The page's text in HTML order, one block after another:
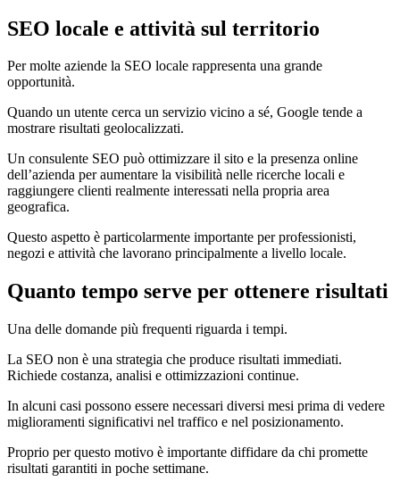
SEO locale e attività sul territorio
Per molte aziende la SEO locale rappresenta una grande
opportunità.
Quando un utente cerca un servizio vicino a sé, Google tende a
mostrare risultati geolocalizzati.
Un consulente SEO può ottimizzare il sito e la presenza online
dell’azienda per aumentare la visibilità nelle ricerche locali e
raggiungere clienti realmente interessati nella propria area
geografica.
Questo aspetto è particolarmente importante per professionisti,
negozi e attività che lavorano principalmente a livello locale.
Quanto tempo serve per ottenere risultati
Una delle domande più frequenti riguarda i tempi.
La SEO non è una strategia che produce risultati immediati.
Richiede costanza, analisi e ottimizzazioni continue.
In alcuni casi possono essere necessari diversi mesi prima di vedere
miglioramenti significativi nel traffico e nel posizionamento.
Proprio per questo motivo è importante diffidare da chi promette
risultati garantiti in poche settimane.